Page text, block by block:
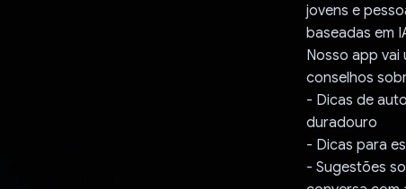
jovens e
baseadas em
Nosso app vai
conselhos
- Dicas de
duradouro
- Dicas para
- Sugestões